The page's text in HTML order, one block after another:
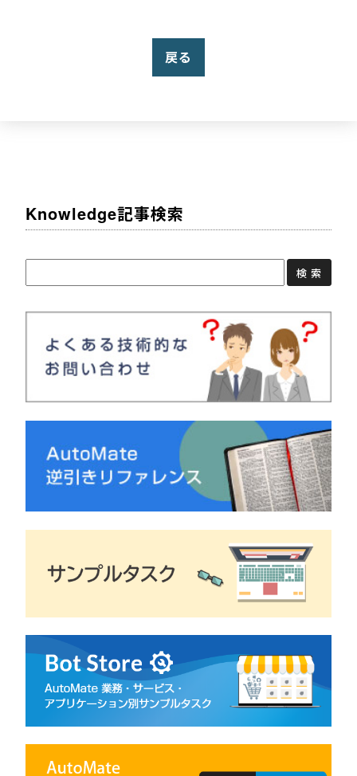
戻る
Knowledge記事検索